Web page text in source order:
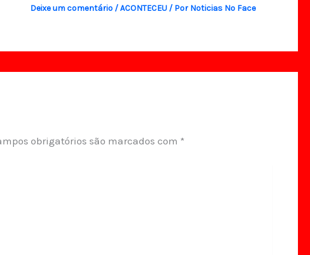
Deixe um comentário /ACONTECEU / Por Noticias No Face
obrigatórios são marcados com *